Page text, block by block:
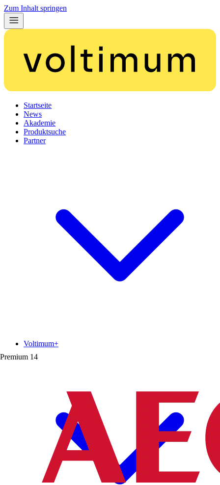
Zum Inhalt springen
Startseite
News
Akademie
Produktsuche
Partner
Premium 14
Voltimum+